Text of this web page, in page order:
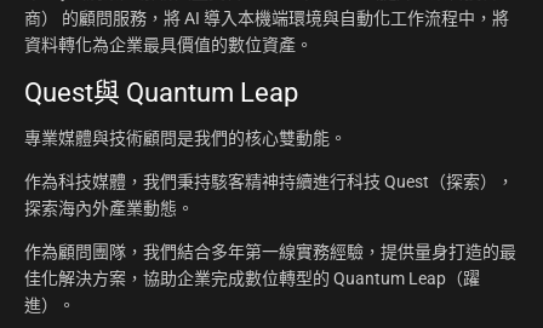
商） 的顧問服務，將 AI 導入本機端環境與自動化工作流程中，將
資料轉化為企業最具價值的數位資產。
Quest與 Quantum Leap
專業媒體與技術顧問是我們的核心雙動能。
作為科技媒體，我們秉持駭客精神持續進行科技 Quest（探索），
探索海內外產業動態。
作為顧問團隊，我們結合多年第一線實務經驗，提供量身打造的最
佳化解決方案，協助企業完成數位轉型的 Quantum Leap（躍
進）。